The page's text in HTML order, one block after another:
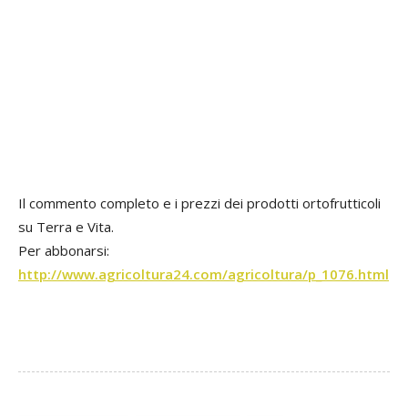
Il commento completo e i prezzi dei prodotti ortofrutticoli
su Terra e Vita.
Per abbonarsi:
http://www.agricoltura24.com/agricoltura/p_1076.html